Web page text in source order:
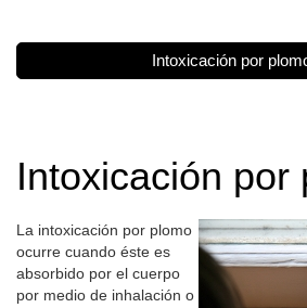
Intoxicación por
Intoxicación por
La intoxicación por plomo
ocurre cuando éste es
absorbido por el cuerpo
por medio de inhalación o